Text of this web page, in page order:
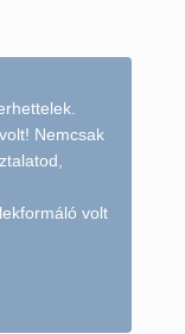
Nemcsak
volt